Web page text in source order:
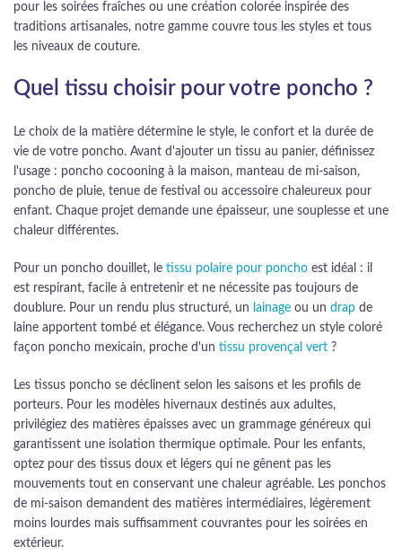
pour les soirées fraîches ou une création colorée inspirée des
traditions artisanales, notre gamme couvre tous les styles et tous
les niveaux de couture.
Quel tissu choisir pour votre poncho ?
Le choix de la matière détermine le style, le confort et la durée de
vie de votre poncho. Avant d'ajouter un tissu au panier, définissez
l'usage : poncho cocooning à la maison, manteau de mi-saison,
poncho de pluie, tenue de festival ou accessoire chaleureux pour
enfant. Chaque projet demande une épaisseur, une souplesse et une
chaleur différentes.
Pour un poncho douillet, le tissu polaire pour poncho est idéal : il
est respirant, facile à entretenir et ne nécessite pas toujours de
doublure. Pour un rendu plus structuré, un lainage ou un drap de
laine apportent tombé et élégance. Vous recherchez un style coloré
façon poncho mexicain, proche d'un tissu provençal vert ?
Les tissus poncho se déclinent selon les saisons et les profils de
porteurs. Pour les modèles hivernaux destinés aux adultes,
privilégiez des matières épaisses avec un grammage généreux qui
garantissent une isolation thermique optimale. Pour les enfants,
optez pour des tissus doux et légers qui ne gênent pas les
mouvements tout en conservant une chaleur agréable. Les ponchos
de mi-saison demandent des matières intermédiaires, légèrement
moins lourdes mais suffisamment couvrantes pour les soirées en
extérieur.